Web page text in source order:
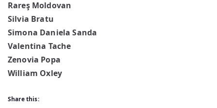
Rareş Moldovan
Silvia Bratu
Simona Daniela Sanda
Valentina Tache
Zenovia Popa
William Oxley
Share this: